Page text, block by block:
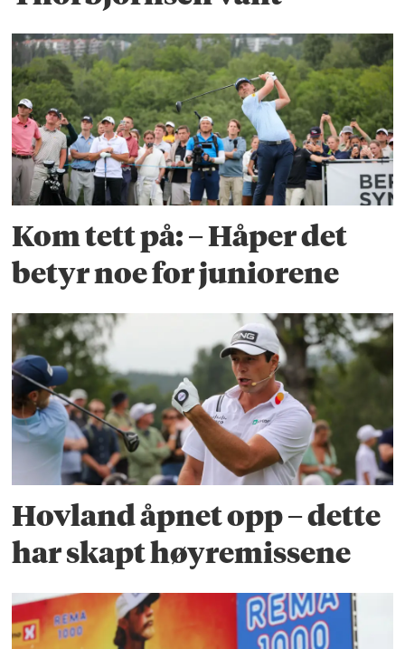
Kom tett på: – Håper det
betyr noe for juniorene
Hovland åpnet opp – dette
har skapt høyremissene